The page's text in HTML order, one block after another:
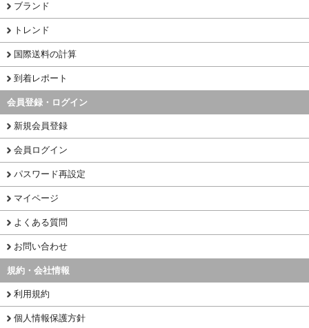
ブランド
トレンド
国際送料の計算
到着レポート
会員登録・ログイン
新規会員登録
会員ログイン
パスワード再設定
マイページ
よくある質問
お問い合わせ
規約・会社情報
利用規約
個人情報保護方針